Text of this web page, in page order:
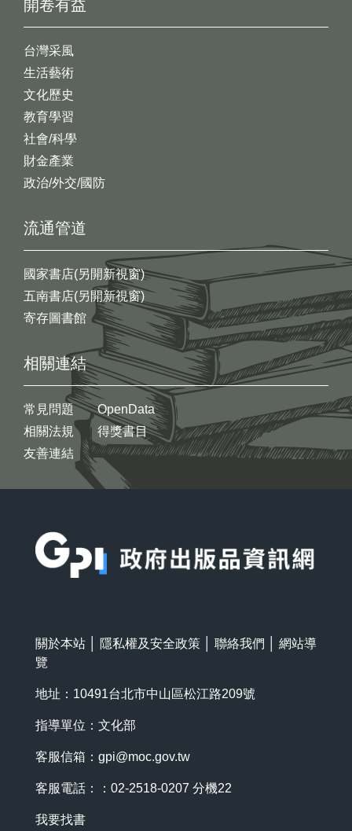
開卷有益
台灣采風
生活藝術
文化歷史
教育學習
社會/科學
財金產業
政治/外交/國防
流通管道
國家書店(另開新視窗)
五南書店(另開新視窗)
寄存圖書館
相關連結
常見問題
相關法規
友善連結
OpenData
得獎書目
關於本站 隱私權及安全政策 聯絡我們
網站導
覽
地址：10491台北市中山區松江路209號
指導單位：文化部
客服信箱： gpi@moc.gov.tw
客服電話：：02-2518-0207 分機22
我要找書